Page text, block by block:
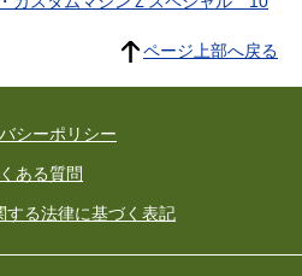
ページ上部へ戻る
シーポリシー
ある質問
する法律に基づく表記